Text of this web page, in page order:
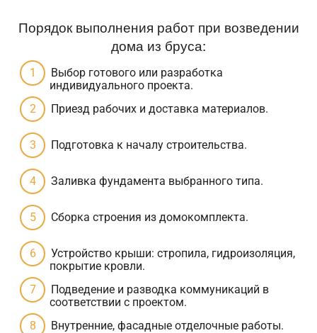
Порядок выполнения работ при возведении
дома из бруса:
Выбор готового или разработка
индивидуального проекта.
Приезд рабочих и доставка материалов.
Подготовка к началу строительства.
Заливка фундамента выбранного типа.
Сборка строения из домокомплекта.
Устройство крыши: стропила, гидроизоляция,
покрытие кровли.
Подведение и разводка коммуникаций в
соответствии с проектом.
Внутренние, фасадные отделочные работы.